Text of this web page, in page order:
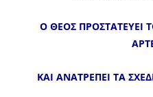
Ο ΘΕΟΣ ΠΡΟΣΤΑΤΕΥΕΙ
ΚΑΙ ΑΝΑΤΡΕΠΕΙ ΤΑ